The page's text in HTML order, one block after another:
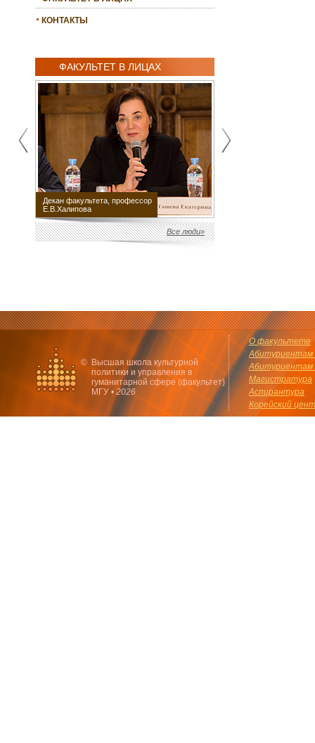
КОНТАКТЫ
ФАКУЛЬТЕТ В ЛИЦАХ
Декан факультета, профессор
Е.В.Халипова
Все люди»
© Высшая школа культурной
политики и управления в
гуманитарной сфере (факультет)
МГУ • 2026
О факультете
Абитуриентам
Абитуриентам
Магистратура
Аспирантура
Корейский